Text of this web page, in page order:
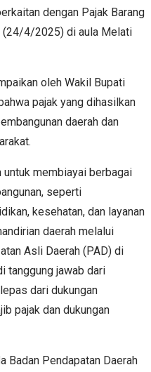
dengan Pajak Barang
(24/4/2025) di aula Melati
oleh Wakil Bupati
pajak yang dihasilkan
daerah dan
untuk membiayai berbagai
seperti
kesehatan, dan layanan
daerah melalui
Asli Daerah (PAD) di
tanggung jawab dari
dari dukungan
pajak dan dukungan
Badan Pendapatan Daerah